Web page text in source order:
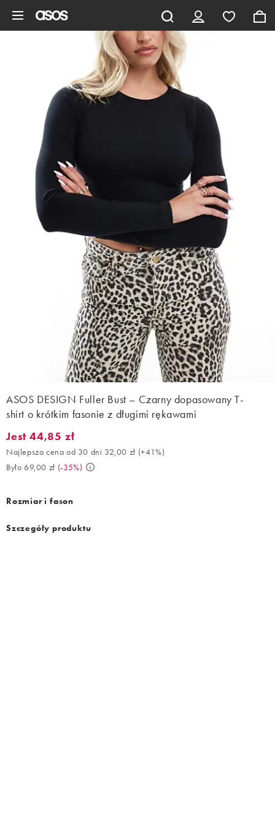
ASOS DESIGN Fuller Bust – Czarny dopasowany T-
shirt o krótkim fasonie z długimi rękawami
Jest 44,85 zł. Najlepsza cena od 30 dni 32,00 zł (+41%). Było
Jest 44,85 zł
Najlepsza cena od 30 dni 32,00 zł (+41%)
Było 69,00 zł (-35%)
Rozmiar i fason
Szczegóły produktu